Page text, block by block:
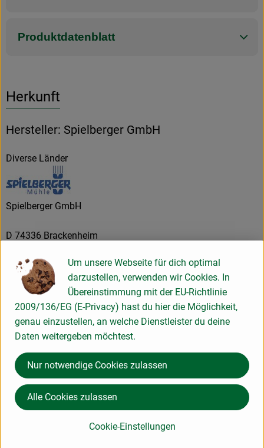
Produktdatenblatt
Herkunft
Hersteller: Spielberger GmbH
Diverse Länder
Spielberger GmbH
D 74336 Brackenheim
www.spielberger.de
(Daten von Ecoinform)
Spielberger Mühle
Was wir in der Spielberger Mühle tun? Wir produzieren
wertvolle Bio-Lebensmittel in unseren Handwerksmühlen: der
Mehlmühle in Brackenheim und der Flockenmühle in
Um unsere Webseite für dich optimal
darzustellen, verwenden wir Cookies. In
Übereinstimmung mit der EU-Richtlinie
2009/136/EG (E-Privacy) hast du hier die Möglichkeit,
genau einzustellen, an welche Dienstleister du deine
Daten weitergeben möchtest.
Cookie-Einstellungen
Nur notwendige Cookies zulassen
Alle Cookies zulassen